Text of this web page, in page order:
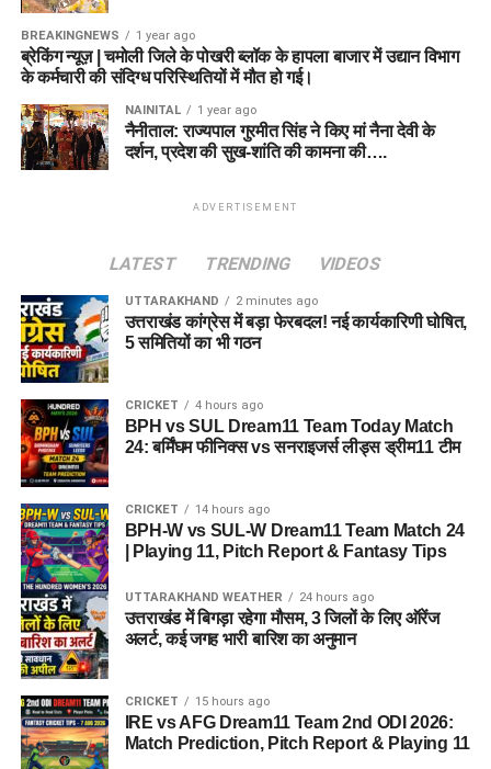
BREAKINGNEWS 1 year ago
ब्रेकिंग न्यूज़ | चमोली जिले के पोखरी ब्लॉक के हापला बाजार में उद्यान विभाग
के कर्मचारी की संदिग्ध परिस्थितियों में मौत हो गई।
NAINITAL 1 year ago
नैनीताल: राज्यपाल गुरमीत सिंह ने किए मां नैना देवी के
दर्शन, प्रदेश की सुख-शांति की कामना की….
ADVERTISEMENT
LATEST TRENDING VIDEOS
UTTARAKHAND 2 minutes ago
उत्तराखंड कांग्रेस में बड़ा फेरबदल! नई कार्यकारिणी घोषित,
5 समितियों का भी गठन
CRICKET 4 hours ago
BPH vs SUL Dream11 Team Today Match
24: बर्मिंघम फीनिक्स vs सनराइजर्स लीड्स ड्रीम11 टीम
CRICKET 14 hours ago
BPH-W vs SUL-W Dream11 Team Match 24
| Playing 11, Pitch Report & Fantasy Tips
UTTARAKHAND WEATHER 24 hours ago
उत्तराखंड में बिगड़ा रहेगा मौसम, 3 जिलों के लिए ऑरेंज
अलर्ट, कई जगह भारी बारिश का अनुमान
CRICKET 15 hours ago
IRE vs AFG Dream11 Team 2nd ODI 2026:
Match Prediction, Pitch Report & Playing 11